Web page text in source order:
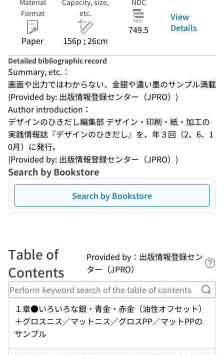
Material
Format
Paper
Capacity, size,
etc.
156p ; 26cm
NDC
749.5
View
Details
Detailed bibliographic record
Summary, etc.：
画面や出力ではわからない、金銀や濃い墨のサンプル満載
(Provided by: 出版情報登録センター（JPRO）)
Author introduction：
デザインのひきだし編集部 デザイン・印刷・紙・加工の
実践情報誌『デザインのひきだし』を、年３回（2、6、1
0月）に発行。
(Provided by: 出版情報登録センター（JPRO）)
Search by Bookstore
Search by Bookstore
Table of
Contents
Provided by：出版情報登録セン
ター（JPRO）
１章●いろいろな銀・青金・赤金（油性オフセット）
＋グロスニス／マットニス／グロスPP／マットPPの
サンプル